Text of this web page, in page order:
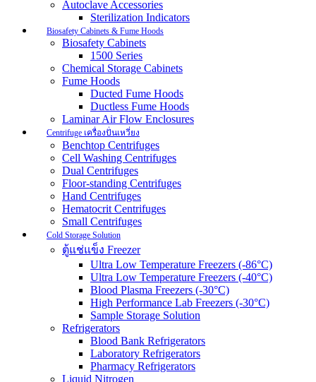
Autoclave Accessories
Sterilization Indicators
Biosafety Cabinets & Fume Hoods
Biosafety Cabinets
1500 Series
Chemical Storage Cabinets
Fume Hoods
Ducted Fume Hoods
Ductless Fume Hoods
Laminar Air Flow Enclosures
Centrifuge เครื่องปั่นเหวี่ยง
Benchtop Centrifuges
Cell Washing Centrifuges
Dual Centrifuges
Floor-standing Centrifuges
Hand Centrifuges
Hematocrit Centrifuges
Small Centrifuges
Cold Storage Solution
ตู้แช่แข็ง Freezer
Ultra Low Temperature Freezers (-86°C)
Ultra Low Temperature Freezers (-40°C)
Blood Plasma Freezers (-30°C)
High Performance Lab Freezers (-30°C)
Sample Storage Solution
Refrigerators
Blood Bank Refrigerators
Laboratory Refrigerators
Pharmacy Refrigerators
Liquid Nitrogen